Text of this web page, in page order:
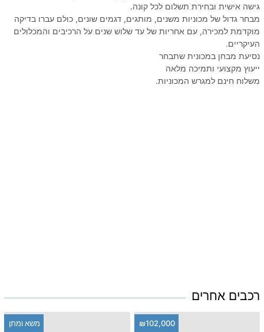
גישה אישית ובחירת תשלום לכל קונה.
מבחר גדול של מכוניות משנים, מותגים, דגמים שונים, כולם עברו בדיקה
מוקדמת למכירה, עם אחריות של עד שלוש שנים על הרכיבים והמכלולים
העיקריים.
נסיעת מבחן במכונית שתבחר
ייעוץ מקצועי ותמיכה מלאה
משלוח חינם למגרש המכוניות.
רכבים אחרים
₪102,000 משא ומתן